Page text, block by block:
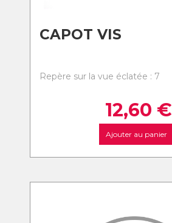
CAPOT VIS
Repère sur la vue éclatée : 7
12,60 €
Ajouter au panier